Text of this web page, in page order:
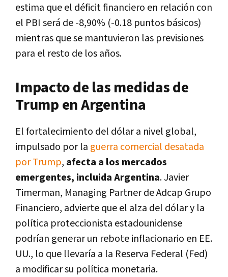
estima que el déficit financiero en relación con
el PBI será de -8,90% (-0.18 puntos básicos)
mientras que se mantuvieron las previsiones
para el resto de los años.
Impacto de las medidas de
Trump en Argentina
El fortalecimiento del dólar a nivel global,
impulsado por la guerra comercial desatada
por Trump, afecta a los mercados
emergentes, incluida Argentina. Javier
Timerman, Managing Partner de Adcap Grupo
Financiero, advierte que el alza del dólar y la
política proteccionista estadounidense
podrían generar un rebote inflacionario en EE.
UU., lo que llevaría a la Reserva Federal (Fed)
a modificar su política monetaria.